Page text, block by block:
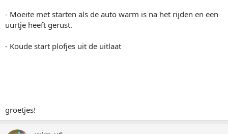
- Moeite met starten als de auto warm is na het rijden en een
uurtje heeft gerust.
- Koude start plofjes uit de uitlaat
groetjes!